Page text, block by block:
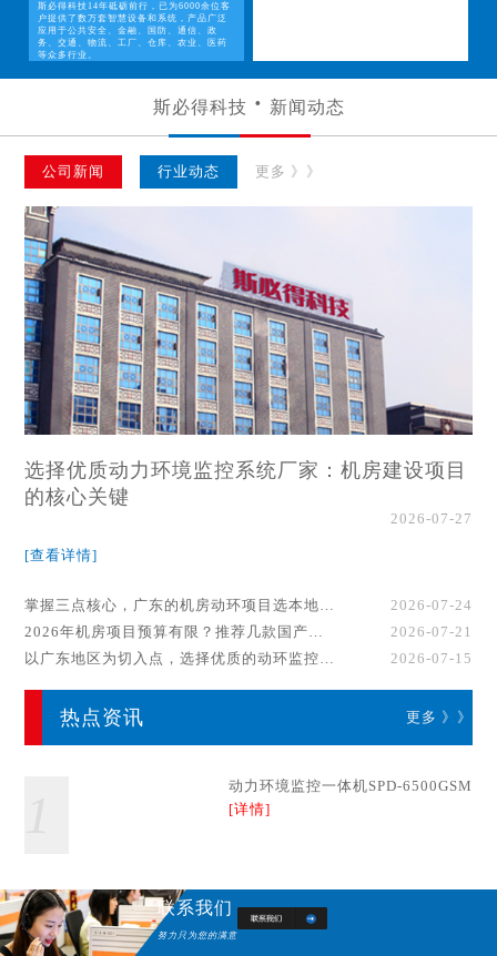
斯必得科技14年砥砺前行，已为6000余位客
户提供了数万套智慧设备和系统，产品广泛
应用于公共安全、金融、国防、通信、政
务、交通、物流、工厂、仓库、农业、医药
等众多行业。
斯必得科技 新闻动态
公司新闻 行业动态 更多 》》
选择优质动力环境监控系统厂家：机房建设项目
的核心关键
2026-07-27
[查看详情]
掌握三点核心，广东的机房动环项目选本地厂家事半功倍！
2026-07-24
2026年机房项目预算有限？推荐几款国产动环监控系统品牌
2026-07-21
以广东地区为切入点，选择优质的动环监控系统厂家
2026-07-15
热点资讯 更多 》》
动力环境监控一体机SPD-6500GSM
[详情]
联系我们
努力只为您的满意